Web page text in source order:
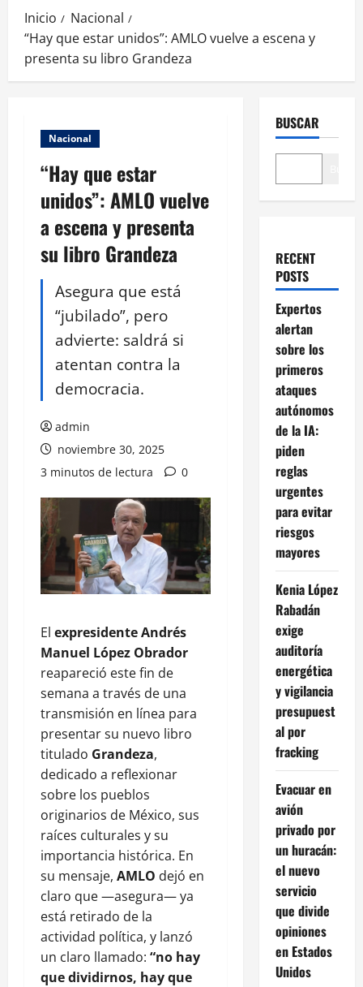
Inicio
Nacional
“Hay que estar unidos”: AMLO vuelve a escena y
presenta su libro Grandeza
Nacional
“Hay que estar
unidos”: AMLO vuelve
a escena y presenta
su libro Grandeza
Asegura que está
“jubilado”, pero
advierte: saldrá si
atentan contra la
democracia.
admin
noviembre 30, 2025
3 minutos de lectura
0
El expresidente Andrés
Manuel López Obrador
reapareció este fin de
semana a través de una
transmisión en línea para
presentar su nuevo libro
titulado Grandeza,
dedicado a reflexionar
sobre los pueblos
originarios de México, sus
raíces culturales y su
importancia histórica. En
su mensaje, AMLO dejó en
claro que —asegura— ya
está retirado de la
actividad política, y lanzó
un claro llamado: “no hay
que dividirnos, hay que
BUSCAR
RECENT
POSTS
Expertos
alertan
sobre los
primeros
ataques
autónomos
de la IA:
piden
reglas
urgentes
para evitar
riesgos
mayores
Kenia López
Rabadán
exige
auditoría
energética
y vigilancia
presupuest
al por
fracking
Evacuar en
avión
privado por
un huracán:
el nuevo
servicio
que divide
opiniones
en Estados
Unidos